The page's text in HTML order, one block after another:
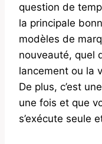
question de
la principale
modèles de
nouveauté, quel
lancement ou la
De plus, c’est
une fois et que
s’exécute seule